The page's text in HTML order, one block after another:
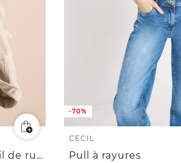
Pull à manches courtes en fil de ruban
-70%
CECIL
Pull à rayures